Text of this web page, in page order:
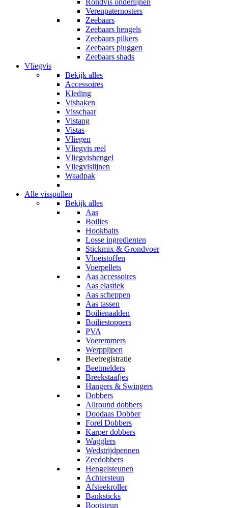
Rondvis onderlijnen
Verenpaternosters
Zeebaars
Zeebaars hengels
Zeebaars pilkers
Zeebaars pluggen
Zeebaars shads
Vliegvis
Bekijk alles
Accessoires
Kleding
Vishaken
Visschaar
Vistang
Vistas
Vliegen
Vliegvis reel
Vliegvishengel
Vliegvislijnen
Waadpak
Alle visspullen
Bekijk alles
Aas
Boilies
Hookbaits
Losse ingredienten
Stickmix & Grondvoer
Vloeistoffen
Voerpellets
Aas accessoires
Aas elastiek
Aas scheppen
Aas tassen
Boilienaalden
Boiliestoppers
PVA
Voeremmers
Werppijpen
Beetregistratie
Beetmelders
Breekstaafjes
Hangers & Swingers
Dobbers
Allround dobbers
Doodaas Dobber
Forel Dobbers
Karper dobbers
Wagglers
Wedstrijdpennen
Zeedobbers
Hengelsteunen
Achtersteun
Afsteekroller
Banksticks
Bootsteun